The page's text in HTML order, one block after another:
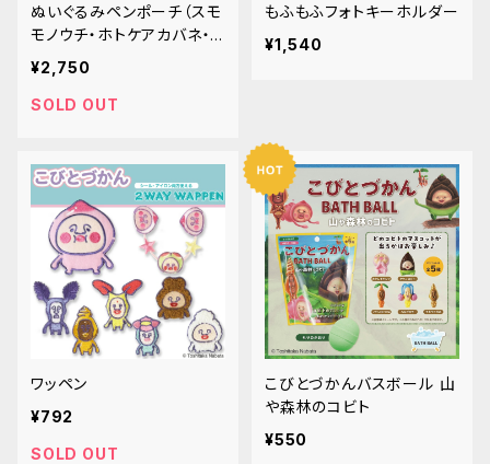
ぬいぐるみペンポーチ（スモ
モノウチ・ホトケアカバネ・リ
トルハナガシラ）
¥2,750
SOLD OUT
もふもふフォトキーホルダー
¥1,540
ワッペン
¥792
SOLD OUT
こびとづかんバスボール 山
や森林のコビト
¥550